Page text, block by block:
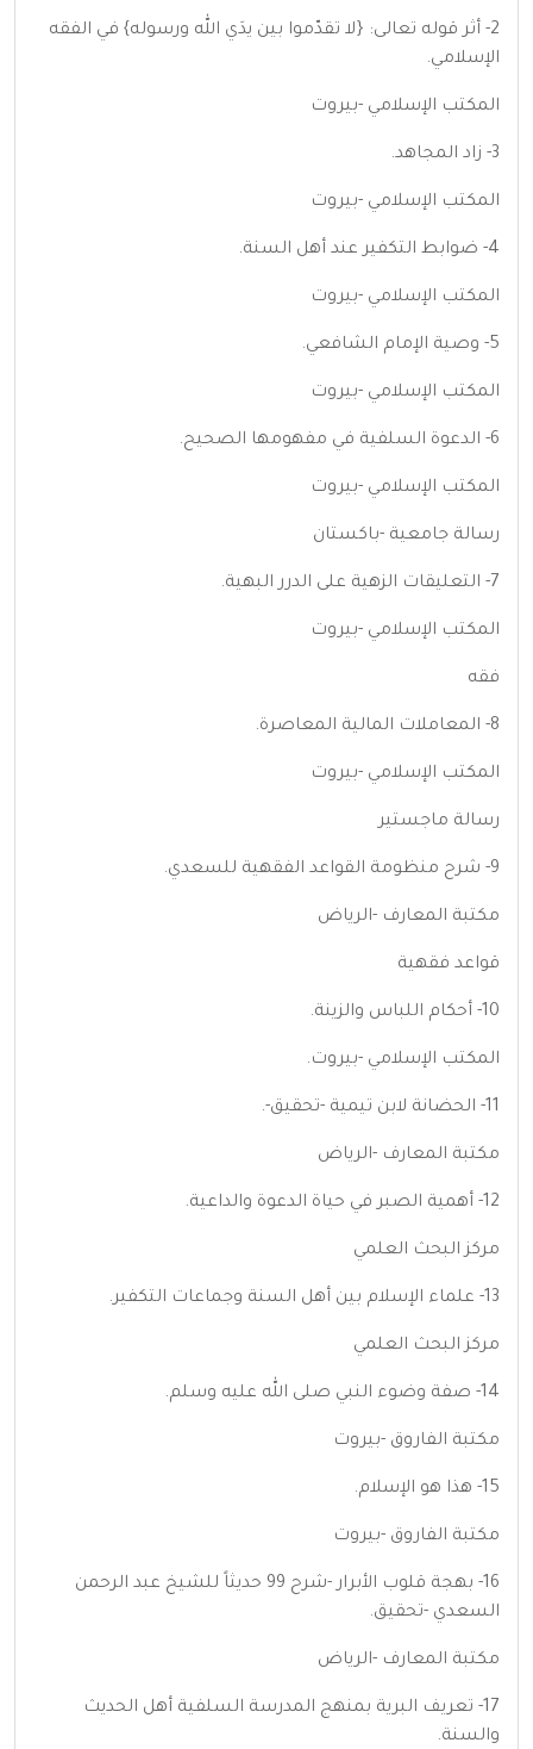
2- أثر قوله تعالى: {لا تقدّموا بين يدَي الله ورسوله} في الفقه
الإسلامي.
المكتب الإسلامي -بيروت
3- زاد المجاهد.
المكتب الإسلامي -بيروت
4- ضوابط التكفير عند أهل السنة.
المكتب الإسلامي -بيروت
5- وصية الإمام الشافعي.
المكتب الإسلامي -بيروت
6- الدعوة السلفية في مفهومها الصحيح.
المكتب الإسلامي -بيروت
رسالة جامعية -باكستان
7- التعليقات الزهية على الدرر البهية.
المكتب الإسلامي -بيروت
فقه
8- المعاملات المالية المعاصرة.
المكتب الإسلامي -بيروت
رسالة ماجستير
9- شرح منظومة القواعد الفقهية للسعدي.
مكتبة المعارف -الرياض
قواعد فقهية
10- أحكام اللباس والزينة.
المكتب الإسلامي -بيروت.
11- الحضانة لابن تيمية -تحقيق-.
مكتبة المعارف -الرياض
12- أهمية الصبر في حياة الدعوة والداعية.
مركز البحث العلمي
13- علماء الإسلام بين أهل السنة وجماعات التكفير.
مركز البحث العلمي
14- صفة وضوء النبي صلى الله عليه وسلم.
مكتبة الفاروق -بيروت
15- هذا هو الإسلام.
مكتبة الفاروق -بيروت
16- بهجة قلوب الأبرار -شرح 99 حديثاً للشيخ عبد الرحمن
السعدي -تحقيق.
مكتبة المعارف -الرياض
17- تعريف البرية بمنهج المدرسة السلفية أهل الحديث
والسنة.